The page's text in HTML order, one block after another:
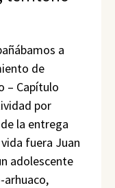
a
de
– Capítulo
por
la entrega
fuera Juan
adolescente
arhuaco,